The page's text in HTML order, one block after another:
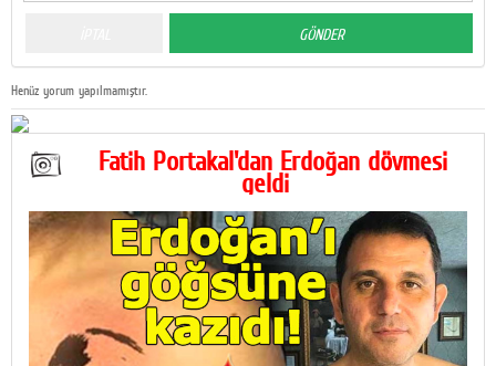
Henüz yorum yapılmamıştır.
Fatih Portakal'dan Erdoğan dövmesi
geldi